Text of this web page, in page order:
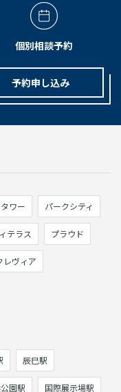
個別相談予約
予約申し込み
ワー パークシティ
テラス プラウド
レヴィア
辰巳駅
園駅 国際展示場駅